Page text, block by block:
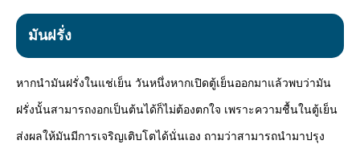
มันฝรั่ง
หากนำมันฝรั่งในแช่เย็น วันหนึ่งหากเปิดตู้เย็นออกมาแล้วพบว่ามัน
ฝรั่งนั้นสามารถงอกเป็นต้นได้ก็ไม่ต้องตกใจ เพราะความชื้นในตู้เย็น
ส่งผลให้มันมีการเจริญเติบโตได้นั่นเอง ถามว่าสามารถนำมาปรุง